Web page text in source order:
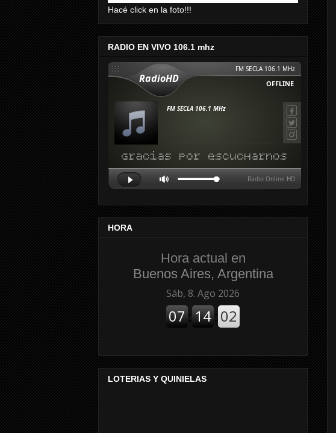
Hacé click en la foto!!!
RADIO EN VIVO 106.1 mhz
HORA
Hora actual en
Buenos Aires, Argentina
LOTERIAS Y QUINIELAS